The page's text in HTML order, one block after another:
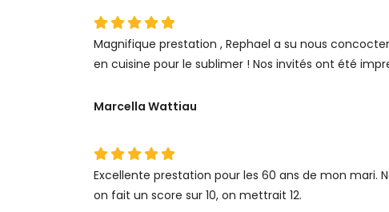
Magnifique prestation , Rephael a su nous
en cuisine pour le sublimer ! Nos invités ont été
Marcella Wattiau
Excellente prestation pour les 60 ans de mon mari.
on fait un score sur 10, on mettrait 12.